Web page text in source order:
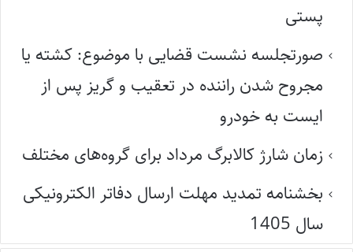
پستی
صورتجلسه نشست قضایی با موضوع: کشته یا
مجروح شدن راننده در تعقیب و گریز پس از
ایست به خودرو
زمان شارژ کالابرگ مرداد برای گروه‌های مختلف
بخشنامه تمدید مهلت ارسال دفاتر الکترونیکی
سال 1405